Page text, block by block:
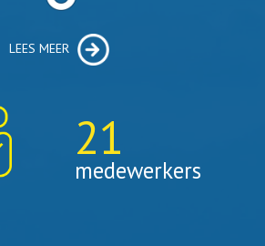
LEES MEER
21
medewerkers